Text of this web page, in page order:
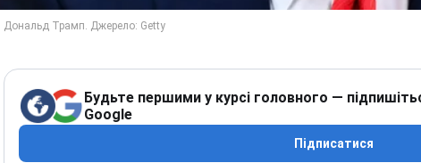
Будьте першими у курсі головного —
Google
Підписатися